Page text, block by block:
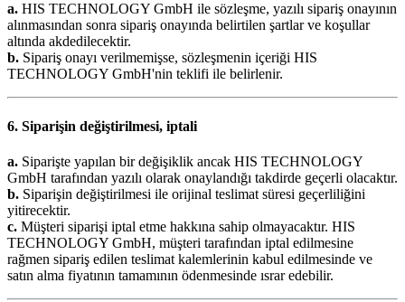
a. HIS TECHNOLOGY GmbH ile sözleşme, yazılı sipariş onayının
alınmasından sonra sipariş onayında belirtilen şartlar ve koşullar
altında akdedilecektir.
b. Sipariş onayı verilmemişse, sözleşmenin içeriği HIS
TECHNOLOGY GmbH'nin teklifi ile belirlenir.
6. Siparişin değiştirilmesi, iptali
a. Siparişte yapılan bir değişiklik ancak HIS TECHNOLOGY
GmbH tarafından yazılı olarak onaylandığı takdirde geçerli olacaktır.
b. Siparişin değiştirilmesi ile orijinal teslimat süresi geçerliliğini
yitirecektir.
c. Müşteri siparişi iptal etme hakkına sahip olmayacaktır. HIS
TECHNOLOGY GmbH, müşteri tarafından iptal edilmesine
rağmen sipariş edilen teslimat kalemlerinin kabul edilmesinde ve
satın alma fiyatının tamamının ödenmesinde ısrar edebilir.